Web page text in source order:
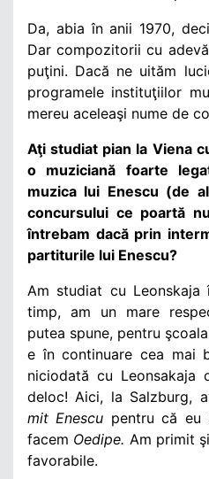
Da, abia în anii 1970,
Dar compozitorii cu
puţini. Dacă ne uităm
programele instituţiilor
mereu aceleaşi nume de
Aţi studiat pian la Viena
o muziciană foarte
muzica lui Enescu (de
concursului ce poartă
întrebam dacă prin
partiturile lui Enescu?
Am studiat cu
timp, am un mare
putea spune, pentru
e în continuare cea mai
niciodată cu Leonsakaja
deloc! Aici, la Salzburg,
mit Enescu pentru că
facem Oedipe. Am primit
favorabile.